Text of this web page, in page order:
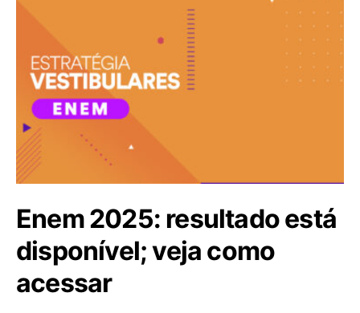
Enem 2025: resultado está
disponível; veja como
acessar